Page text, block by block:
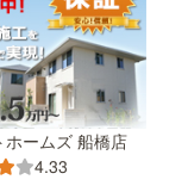
ホームズ 船橋店
4.33